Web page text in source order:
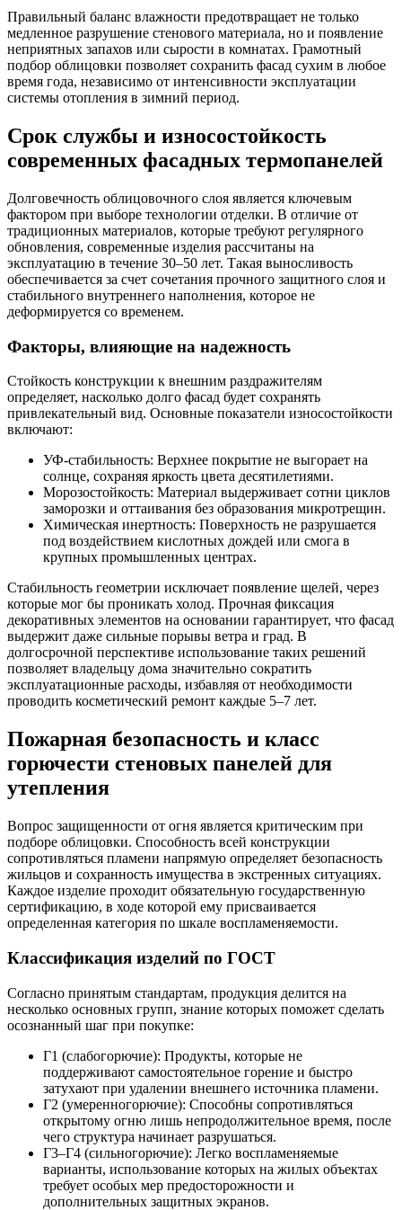
Правильный баланс влажности предотвращает не только
медленное разрушение стенового материала, но и появление
неприятных запахов или сырости в комнатах. Грамотный
подбор облицовки позволяет сохранить фасад сухим в любое
время года, независимо от интенсивности эксплуатации
системы отопления в зимний период.
Срок службы и износостойкость
современных фасадных термопанелей
Долговечность облицовочного слоя является ключевым
фактором при выборе технологии отделки. В отличие от
традиционных материалов, которые требуют регулярного
обновления, современные изделия рассчитаны на
эксплуатацию в течение 30–50 лет. Такая выносливость
обеспечивается за счет сочетания прочного защитного слоя и
стабильного внутреннего наполнения, которое не
деформируется со временем.
Факторы, влияющие на надежность
Стойкость конструкции к внешним раздражителям
определяет, насколько долго фасад будет сохранять
привлекательный вид. Основные показатели износостойкости
включают:
УФ-стабильность: Верхнее покрытие не выгорает на
солнце, сохраняя яркость цвета десятилетиями.
Морозостойкость: Материал выдерживает сотни циклов
заморозки и оттаивания без образования микротрещин.
Химическая инертность: Поверхность не разрушается
под воздействием кислотных дождей или смога в
крупных промышленных центрах.
Стабильность геометрии исключает появление щелей, через
которые мог бы проникать холод. Прочная фиксация
декоративных элементов на основании гарантирует, что фасад
выдержит даже сильные порывы ветра и град. В
долгосрочной перспективе использование таких решений
позволяет владельцу дома значительно сократить
эксплуатационные расходы, избавляя от необходимости
проводить косметический ремонт каждые 5–7 лет.
Пожарная безопасность и класс
горючести стеновых панелей для
утепления
Вопрос защищенности от огня является критическим при
подборе облицовки. Способность всей конструкции
сопротивляться пламени напрямую определяет безопасность
жильцов и сохранность имущества в экстренных ситуациях.
Каждое изделие проходит обязательную государственную
сертификацию, в ходе которой ему присваивается
определенная категория по шкале воспламеняемости.
Классификация изделий по ГОСТ
Согласно принятым стандартам, продукция делится на
несколько основных групп, знание которых поможет сделать
осознанный шаг при покупке:
Г1 (слабогорючие): Продукты, которые не
поддерживают самостоятельное горение и быстро
затухают при удалении внешнего источника пламени.
Г2 (умеренногорючие): Способны сопротивляться
открытому огню лишь непродолжительное время, после
чего структура начинает разрушаться.
Г3–Г4 (сильногорючие): Легко воспламеняемые
варианты, использование которых на жилых объектах
требует особых мер предосторожности и
дополнительных защитных экранов.